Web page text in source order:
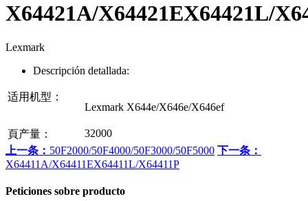
X64421A/X64421EX64421L/
Lexmark
Descripción detallada:
适用机型：
Lexmark X644e/X646e/X646ef
頁产量：
32000
上一条： 50F2000/50F4000/50F3000/50F5000 下一条：
X64411A/X64411EX64411L/X64411P
Peticiones sobre producto